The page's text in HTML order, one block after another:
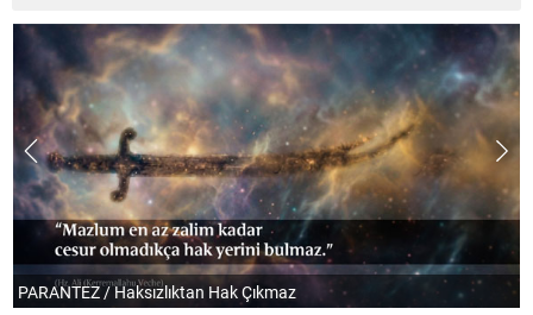
PARANTEZ / Haksızlıktan Hak Çıkmaz